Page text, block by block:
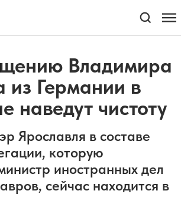
Владимира
из Германии в
наведут чистоту
Ярославля в составе
которую
иностранных дел
сейчас находится в